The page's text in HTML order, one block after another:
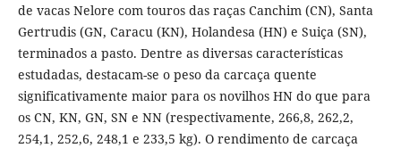
de vacas Nelore com touros das raças Canchim (CN), Santa
Gertrudis (GN, Caracu (KN), Holandesa (HN) e Suiça (SN),
terminados a pasto. Dentre as diversas características
estudadas, destacam-se o peso da carcaça quente
significativamente maior para os novilhos HN do que para
os CN, KN, GN, SN e NN (respectivamente, 266,8, 262,2,
254,1, 252,6, 248,1 e 233,5 kg). O rendimento de carcaça